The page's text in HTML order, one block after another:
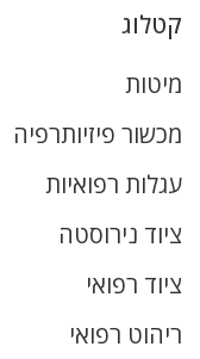
קטלוג
מיטות
מכשור פיזיותרפיה
עגלות רפואיות
ציוד נירוסטה
ציוד רפואי
ריהוט רפואי